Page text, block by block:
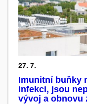
27. 7.
Imunitní buňky
infekci, jsou
vývoj a obnovu